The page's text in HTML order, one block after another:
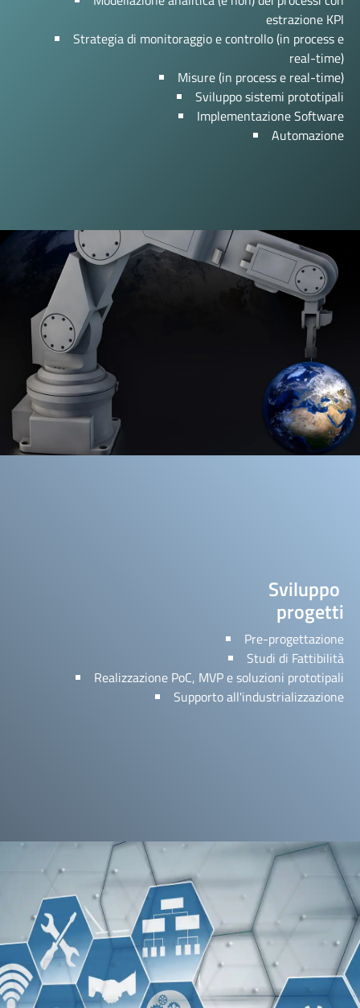
estrazione KPI
Strategia di monitoraggio e controllo (in process e
real-time)
Misure (in process e real-time)
Sviluppo sistemi prototipali
Implementazione Software
Automazione
Scopri di più sui nostri processi sostenibili e digitali.
Scopri di più
Sviluppo
progetti
Pre-progettazione
Studi di Fattibilità
Realizzazione PoC, MVP e soluzioni prototipali
Supporto all'industrializzazione
Scopri di più sui nostri progetti innovativi.